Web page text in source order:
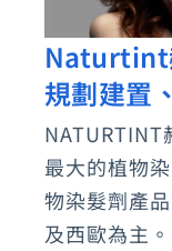
Naturtint
規劃建置
NATURTINT
最大的植物
物染髮劑產
及西歐為主
Naturtint
赫
本
染
髮
劑